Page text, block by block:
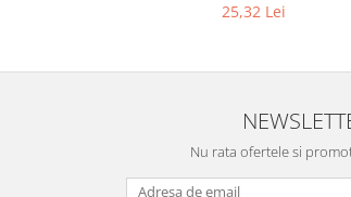
25,32 Lei
Nu rata ofertele si